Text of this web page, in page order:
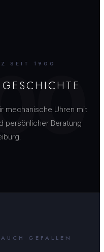
SEIT 1900
mechanische Uhren mit
persönlicher Beratung
GEFALLEN